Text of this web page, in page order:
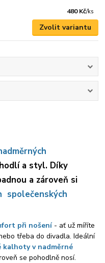
480 Kč/ks
Zvolit variantu
a styl. Díky
a zároveň si
společenských
při nošení- ať už míříte
třeba do divadla. Ideální
kalhoty v nadměrné
se pohodlně nosí.